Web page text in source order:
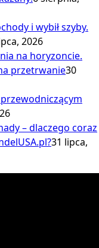
i wybił szyby.
2026
na horyzoncie.
przetrwanie30
– dlaczego coraz
31 lipca,